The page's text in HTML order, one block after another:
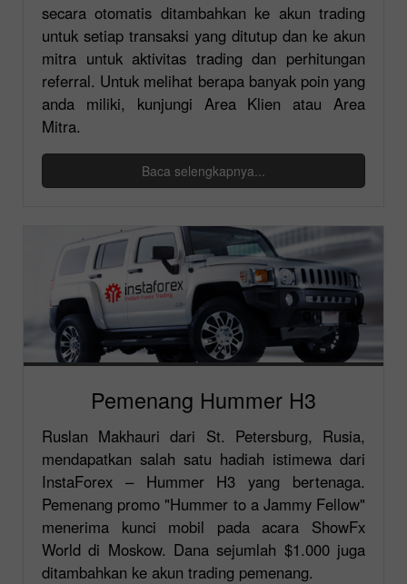
secara otomatis ditambahkan ke akun trading
untuk setiap transaksi yang ditutup dan ke akun
mitra untuk aktivitas trading dan perhitungan
referral. Untuk melihat berapa banyak poin yang
anda miliki, kunjungi Area Klien atau Area
Mitra.
Baca selengkapnya...
Pemenang Hummer H3
Ruslan Makhauri dari St. Petersburg, Rusia,
mendapatkan salah satu hadiah istimewa dari
InstaForex – Hummer H3 yang bertenaga.
Pemenang promo "Hummer to a Jammy Fellow"
menerima kunci mobil pada acara ShowFx
World di Moskow. Dana sejumlah $1.000 juga
ditambahkan ke akun trading pemenang.